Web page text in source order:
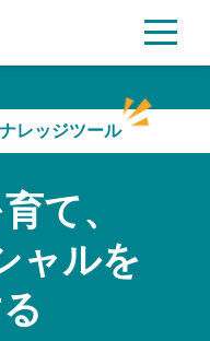
レッジツール
て、
ャルを